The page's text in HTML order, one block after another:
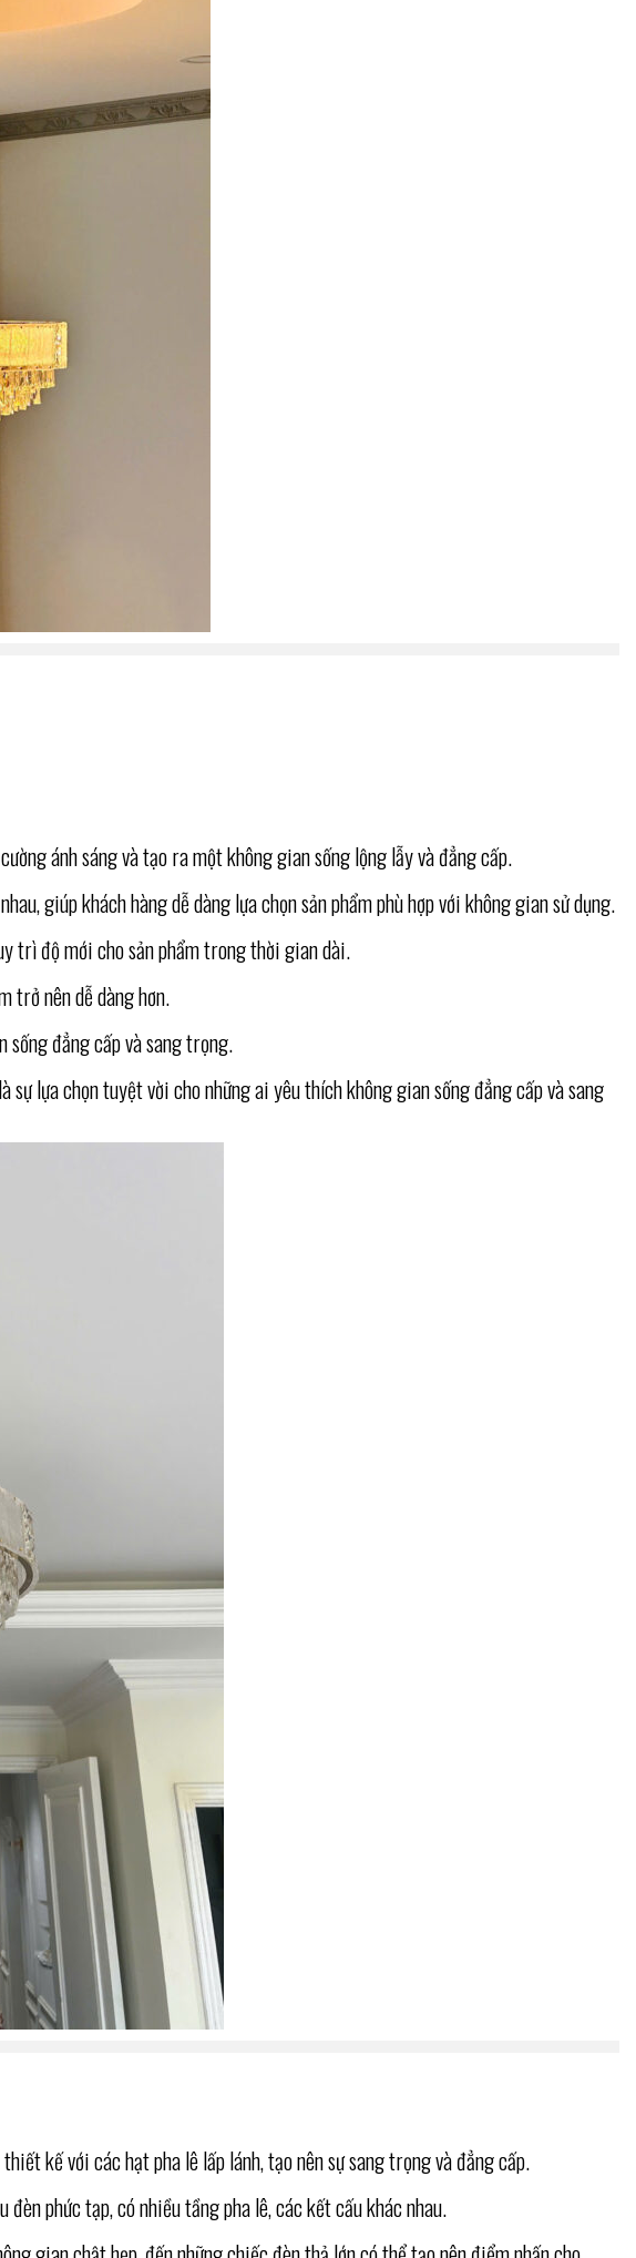
ánh sáng và tạo ra một không gian sống lộng lẫy và đẳng cấp.
giúp khách hàng dễ dàng lựa chọn sản phẩm phù hợp với không gian sử dụng.
trì độ mới cho sản phẩm trong thời gian dài.
trở nên dễ dàng hơn.
đẳng cấp và sang trọng.
lựa chọn tuyệt vời cho những ai yêu thích không gian sống đẳng cấp và sang
kế với các hạt pha lê lấp lánh, tạo nên sự sang trọng và đẳng cấp.
phức tạp, có nhiều tầng pha lê, các kết cấu khác nhau.